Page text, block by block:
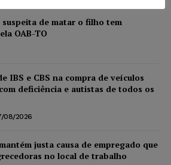
de matar o filho tem
OAB-TO
IBS e CBS na compra de veículos
deficiência e autistas de todos os
08/2026
justa causa de empregado que
no local de trabalho